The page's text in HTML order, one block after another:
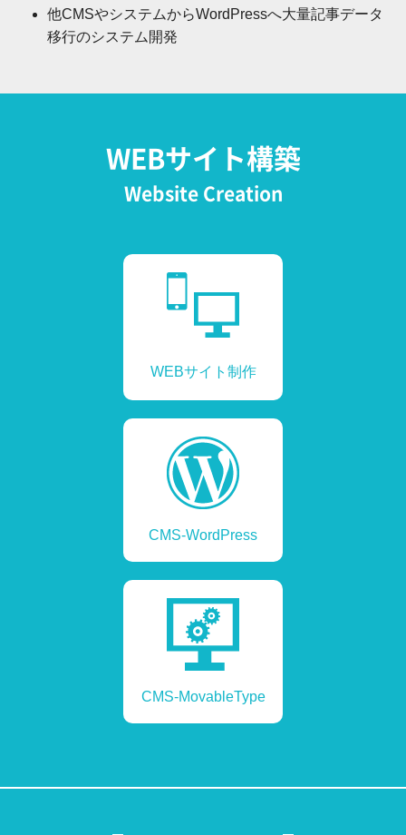
他CMSやシステムからWordPressへ大量記事データ
移行のシステム開発
WEBサイト構築
Website Creation
WEBサイト制作
CMS-WordPress
CMS-MovableType